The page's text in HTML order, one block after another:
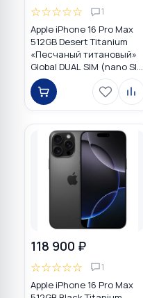
☆☆☆☆☆ 1
Apple iPhone 16 Pro Max
512GB Desert Titanium
«Песчаный титановый»
Global DUAL SIM (nano SIM
+ eSIM)
118 900 ₽
☆☆☆☆☆ 1
Apple iPhone 16 Pro Max